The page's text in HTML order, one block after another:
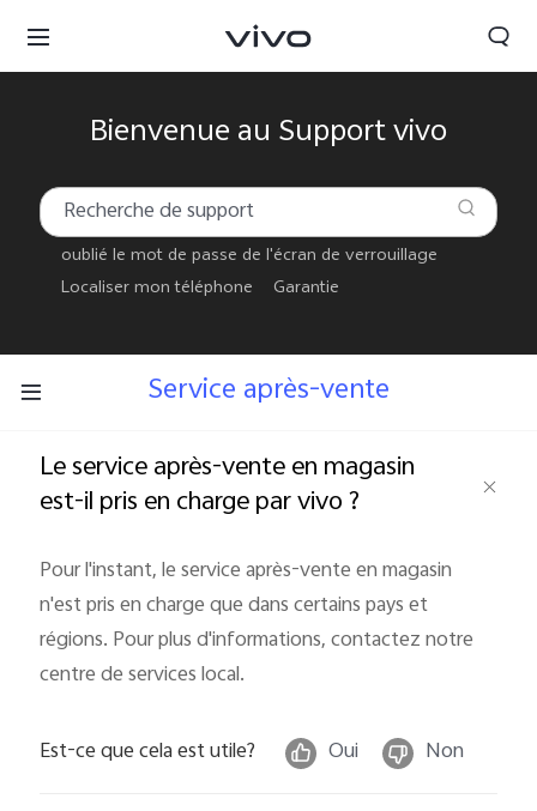
Tunisia | Veuillez sélectionner le pays/la région
Bienvenue au Support vivo
oublié le mot de passe de l'écran de verrouillage
Localiser mon téléphone
Garantie
Service après-vente
Le service après-vente en magasin
est-il pris en charge par vivo ?
Pour l'instant, le service après-vente en magasin
n'est pris en charge que dans certains pays et
régions. Pour plus d'informations, contactez notre
centre de services local.
Est-ce que cela est utile? Oui Non